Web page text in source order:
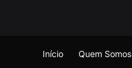
Início Quem Somos